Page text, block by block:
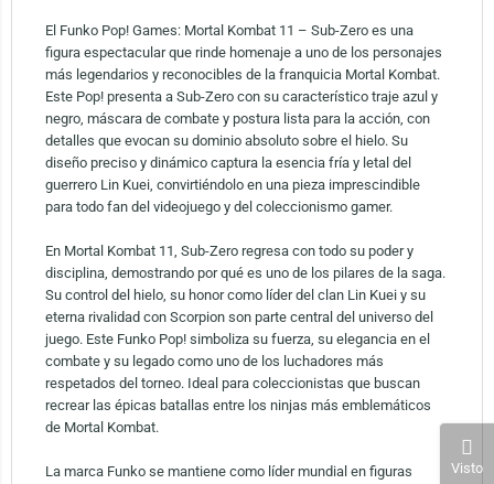
El Funko Pop! Games: Mortal Kombat 11 – Sub-Zero es una
figura espectacular que rinde homenaje a uno de los personajes
más legendarios y reconocibles de la franquicia Mortal Kombat.
Este Pop! presenta a Sub-Zero con su característico traje azul y
negro, máscara de combate y postura lista para la acción, con
detalles que evocan su dominio absoluto sobre el hielo. Su
diseño preciso y dinámico captura la esencia fría y letal del
guerrero Lin Kuei, convirtiéndolo en una pieza imprescindible
para todo fan del videojuego y del coleccionismo gamer.
En Mortal Kombat 11, Sub-Zero regresa con todo su poder y
disciplina, demostrando por qué es uno de los pilares de la saga.
Su control del hielo, su honor como líder del clan Lin Kuei y su
eterna rivalidad con Scorpion son parte central del universo del
juego. Este Funko Pop! simboliza su fuerza, su elegancia en el
combate y su legado como uno de los luchadores más
respetados del torneo. Ideal para coleccionistas que buscan
recrear las épicas batallas entre los ninjas más emblemáticos
de Mortal Kombat.
La marca Funko se mantiene como líder mundial en figuras
Visto